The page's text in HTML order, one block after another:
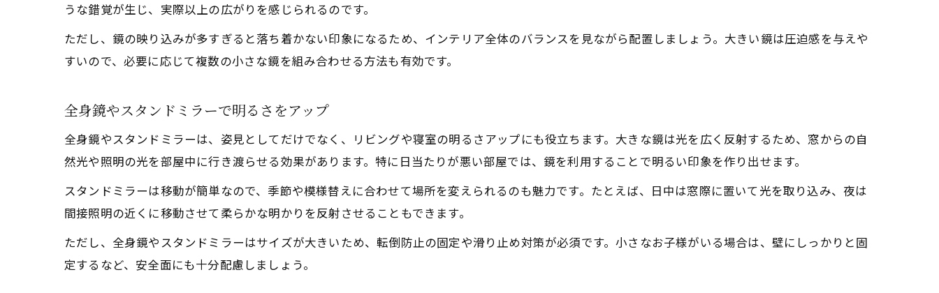
家庭用鏡を長持ちさせるお手入れの基本
お子さんがいる家庭での鏡管理のコツ
うな錯覚が生じ、実際以上の広がりを感じられるのです。
ただし、鏡の映り込みが多すぎると落ち着かない印象になるため、インテリア全体のバランスを見ながら配置しましょう。大きい鏡は圧迫感を与えや
すいので、必要に応じて複数の小さな鏡を組み合わせる方法も有効です。
全身鏡やスタンドミラーで明るさをアップ
全身鏡やスタンドミラーは、姿見としてだけでなく、リビングや寝室の明るさアップにも役立ちます。大きな鏡は光を広く反射するため、窓からの自
然光や照明の光を部屋中に行き渡らせる効果があります。特に日当たりが悪い部屋では、鏡を利用することで明るい印象を作り出せます。
スタンドミラーは移動が簡単なので、季節や模様替えに合わせて場所を変えられるのも魅力です。たとえば、日中は窓際に置いて光を取り込み、夜は
間接照明の近くに移動させて柔らかな明かりを反射させることもできます。
ただし、全身鏡やスタンドミラーはサイズが大きいため、転倒防止の固定や滑り止め対策が必須です。小さなお子様がいる場合は、壁にしっかりと固
定するなど、安全面にも十分配慮しましょう。